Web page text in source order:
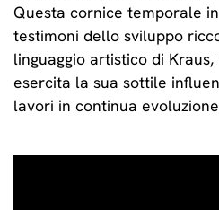
Questa cornice temporale
testimoni dello sviluppo
linguaggio artistico di
esercita la sua sottile
lavori in continua